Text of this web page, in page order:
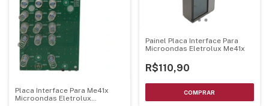
Placa Interface Para Me41x
Microondas Eletrolux
Painel Placa Interface Para
Microondas Eletrolux Me41x
R$110,90